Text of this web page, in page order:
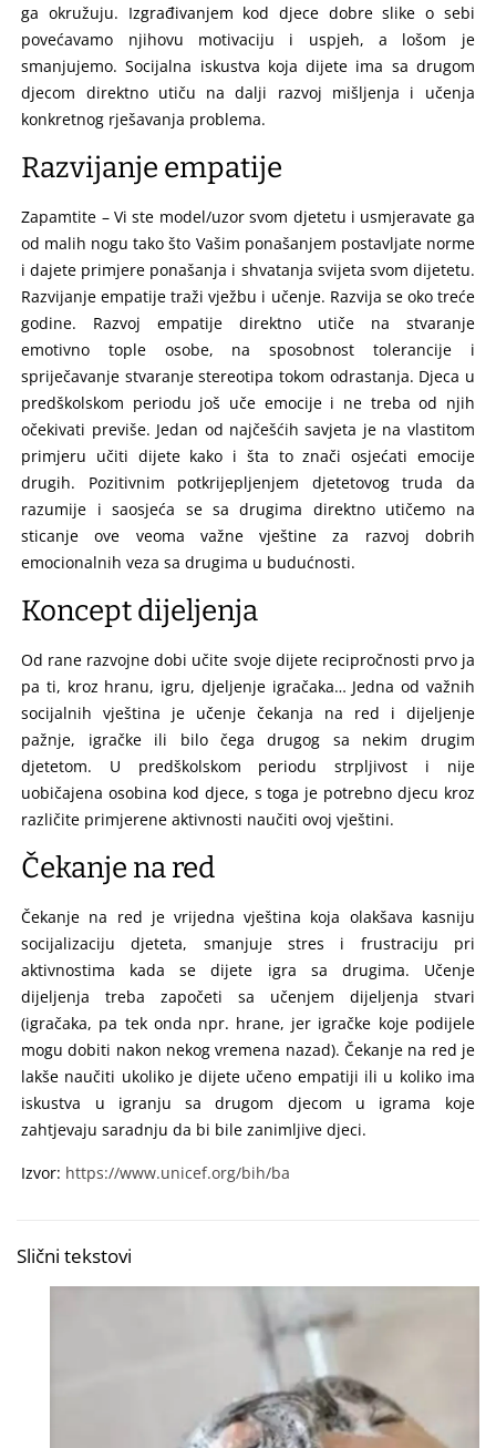
ga okružuju. Izgrađivanjem kod djece dobre slike o sebi
povećavamo njihovu motivaciju i uspjeh, a lošom je
smanjujemo. Socijalna iskustva koja dijete ima sa drugom
djecom direktno utiču na dalji razvoj mišljenja i učenja
konkretnog rješavanja problema.
Razvijanje empatije
Zapamtite – Vi ste model/uzor svom djetetu i usmjeravate ga
od malih nogu tako što Vašim ponašanjem postavljate norme
i dajete primjere ponašanja i shvatanja svijeta svom dijetetu.
Razvijanje empatije traži vježbu i učenje. Razvija se oko treće
godine. Razvoj empatije direktno utiče na stvaranje
emotivno tople osobe, na sposobnost tolerancije i
spriječavanje stvaranje stereotipa tokom odrastanja. Djeca u
predškolskom periodu još uče emocije i ne treba od njih
očekivati previše. Jedan od najčešćih savjeta je na vlastitom
primjeru učiti dijete kako i šta to znači osjećati emocije
drugih. Pozitivnim potkrijepljenjem djetetovog truda da
razumije i saosjeća se sa drugima direktno utičemo na
sticanje ove veoma važne vještine za razvoj dobrih
emocionalnih veza sa drugima u budućnosti.
Koncept dijeljenja
Od rane razvojne dobi učite svoje dijete recipročnosti prvo ja
pa ti, kroz hranu, igru, djeljenje igračaka… Jedna od važnih
socijalnih vještina je učenje čekanja na red i dijeljenje
pažnje, igračke ili bilo čega drugog sa nekim drugim
djetetom. U predškolskom periodu strpljivost i nije
uobičajena osobina kod djece, s toga je potrebno djecu kroz
različite primjerene aktivnosti naučiti ovoj vještini.
Čekanje na red
Čekanje na red je vrijedna vještina koja olakšava kasniju
socijalizaciju djeteta, smanjuje stres i frustraciju pri
aktivnostima kada se dijete igra sa drugima. Učenje
dijeljenja treba započeti sa učenjem dijeljenja stvari
(igračaka, pa tek onda npr. hrane, jer igračke koje podijele
mogu dobiti nakon nekog vremena nazad). Čekanje na red je
lakše naučiti ukoliko je dijete učeno empatiji ili u koliko ima
iskustva u igranju sa drugom djecom u igrama koje
zahtjevaju saradnju da bi bile zanimljive djeci.
Izvor: https://www.unicef.org/bih/ba
Slični tekstovi